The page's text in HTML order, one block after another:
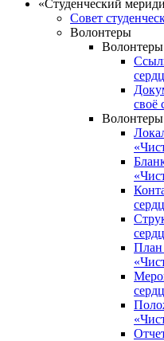
«Студенческий
Совет
Волонтеры
Волонтеры
своё